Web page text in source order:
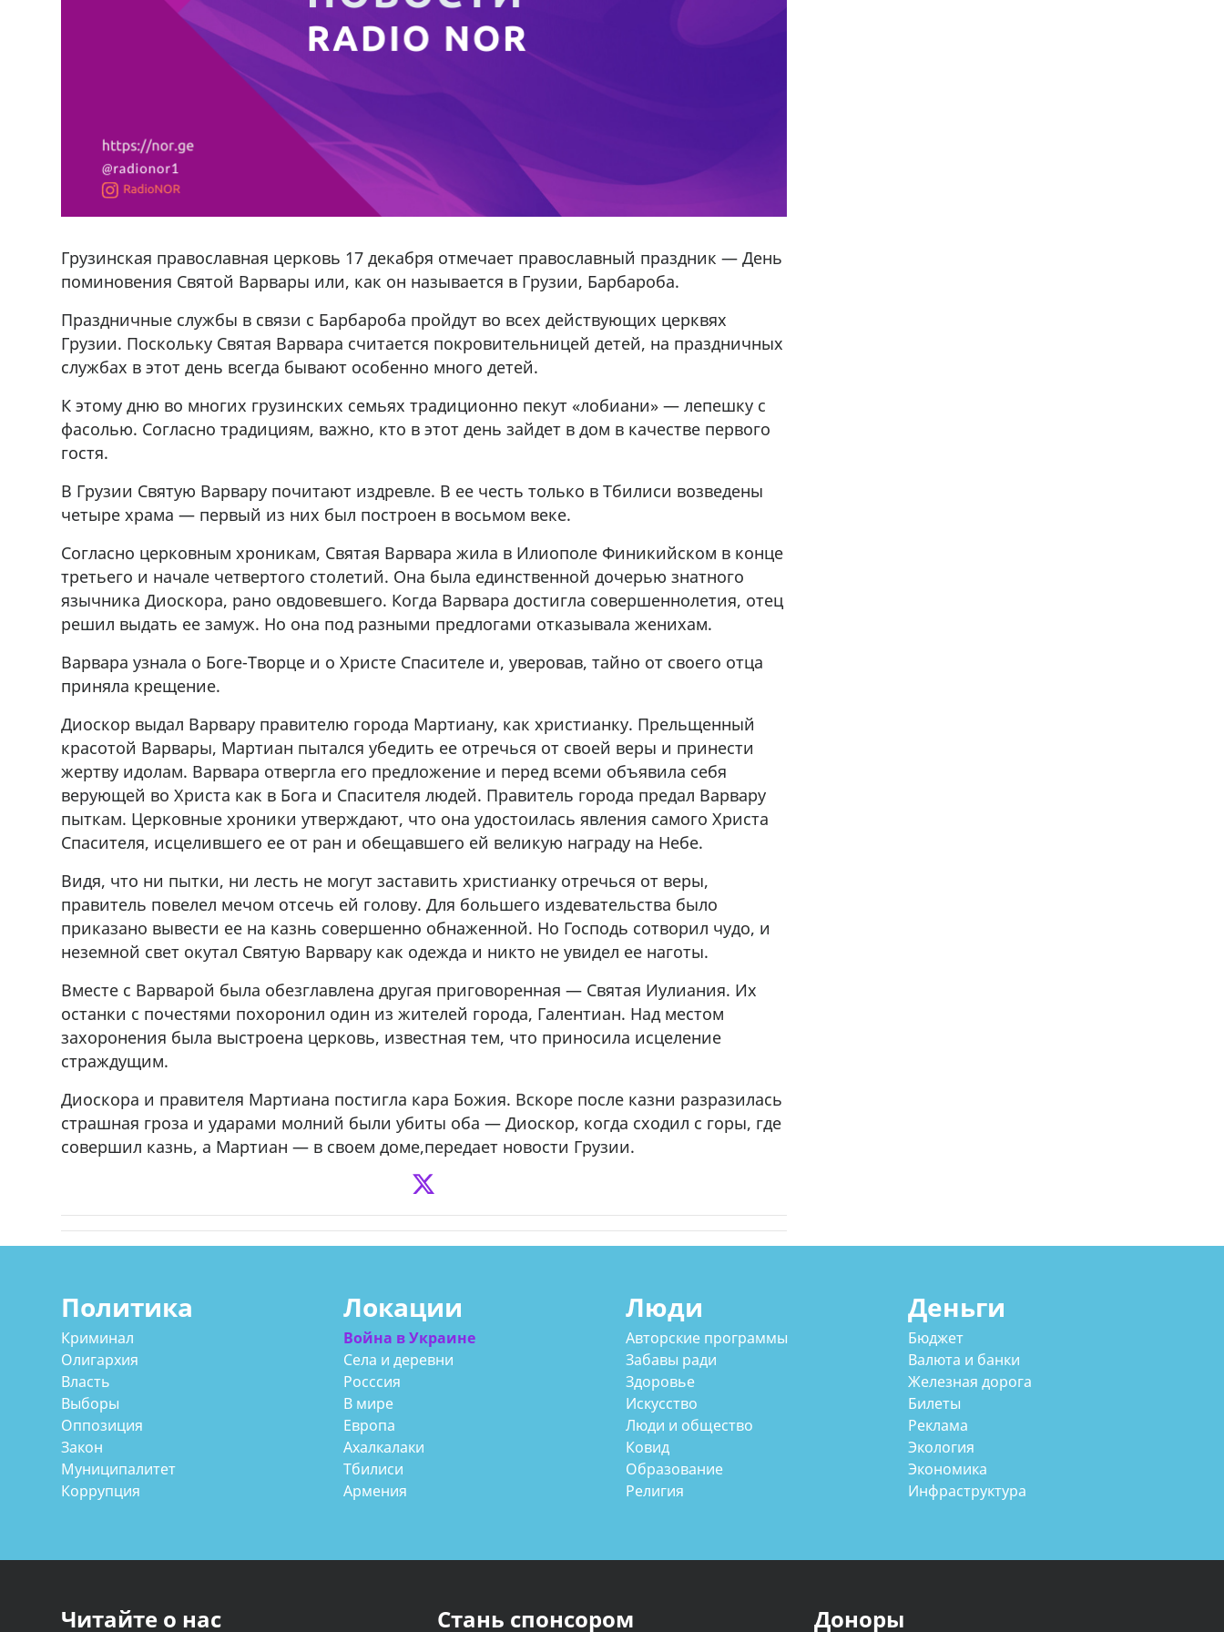
Грузинская православная церковь 17 декабря отмечает православный праздник — День
поминовения Святой Варвары или, как он называется в Грузии, Барбароба.
Праздничные службы в связи с Барбароба пройдут во всех действующих церквях
Грузии. Поскольку Святая Варвара считается покровительницей детей, на праздничных
службах в этот день всегда бывают особенно много детей.
К этому дню во многих грузинских семьях традиционно пекут «лобиани» — лепешку с
фасолью. Согласно традициям, важно, кто в этот день зайдет в дом в качестве первого
гостя.
В Грузии Святую Варвару почитают издревле. В ее честь только в Тбилиси возведены
четыре храма — первый из них был построен в восьмом веке.
Согласно церковным хроникам, Святая Варвара жила в Илиополе Финикийском в конце
третьего и начале четвертого столетий. Она была единственной дочерью знатного
язычника Диоскора, рано овдовевшего. Когда Варвара достигла совершеннолетия, отец
решил выдать ее замуж. Но она под разными предлогами отказывала женихам.
Варвара узнала о Боге-Творце и о Христе Спасителе и, уверовав, тайно от своего отца
приняла крещение.
Диоскор выдал Варвару правителю города Мартиану, как христианку. Прельщенный
красотой Варвары, Мартиан пытался убедить ее отречься от своей веры и принести
жертву идолам. Варвара отвергла его предложение и перед всеми объявила себя
верующей во Христа как в Бога и Спасителя людей. Правитель города предал Варвару
пыткам. Церковные хроники утверждают, что она удостоилась явления самого Христа
Спасителя, исцелившего ее от ран и обещавшего ей великую награду на Небе.
Видя, что ни пытки, ни лесть не могут заставить христианку отречься от веры,
правитель повелел мечом отсечь ей голову. Для большего издевательства было
приказано вывести ее на казнь совершенно обнаженной. Но Господь сотворил чудо, и
неземной свет окутал Святую Варвару как одежда и никто не увидел ее наготы.
Вместе с Варварой была обезглавлена другая приговоренная — Святая Иулиания. Их
останки с почестями похоронил один из жителей города, Галентиан. Над местом
захоронения была выстроена церковь, известная тем, что приносила исцеление
страждущим.
Диоскора и правителя Мартиана постигла кара Божия. Вскоре после казни разразилась
страшная гроза и ударами молний были убиты оба — Диоскор, когда сходил с горы, где
совершил казнь, а Мартиан — в своем доме,передает новости Грузии.
Политика
Криминал
Олигархия
Власть
Выборы
Оппозиция
Закон
Муниципалитет
Коррупция
Локации
Война в Украине
Села и деревни
Росссия
В мире
Европа
Ахалкалаки
Тбилиси
Армения
Люди
Авторские программы
Забавы ради
Здоровье
Искусство
Люди и общество
Ковид
Образование
Религия
Деньги
Бюджет
Валюта и банки
Железная дорога
Билеты
Реклама
Экология
Экономика
Инфраструктура
Читайте о нас Стань спонсором Доноры